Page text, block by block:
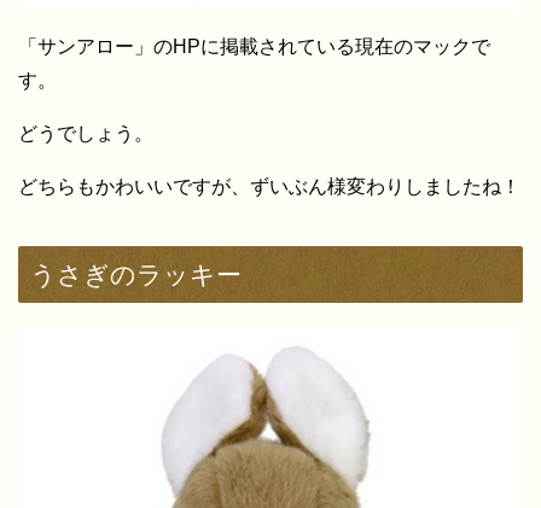
「サンアロー」のHPに掲載されている現在のマックで
す。
どうでしょう。
どちらもかわいいですが、ずいぶん様変わりしましたね！
うさぎのラッキー